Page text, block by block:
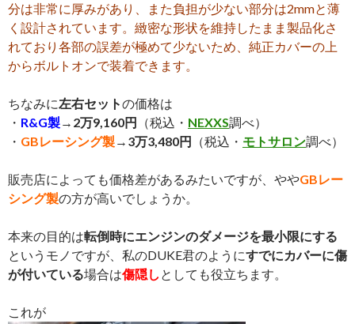
分は非常に厚みがあり、また負担が少ない部分は2mmと薄
く設計されています。緻密な形状を維持したまま製品化さ
れており各部の誤差が極めて少ないため、純正カバーの上
からボルトオンで装着できます。
ちなみに左右セットの価格は
・ R&G製→ 2万9,160円 （税込・ NEXXS調べ）
・ GBレーシング製→ 3万3,480円 （税込・ モトサロン調べ）
販売店によっても価格差があるみたいですが、ややGBレー
シング製の方が高いでしょうか。
本来の目的は転倒時にエンジンのダメージを最小限にする
というモノですが、私のDUKE君のようにすでにカバーに傷
が付いている場合は傷隠し としても役立ちます。
これが